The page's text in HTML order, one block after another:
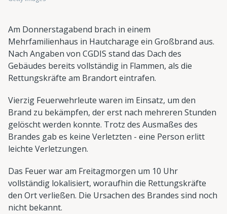
Am Donnerstagabend brach in einem
Mehrfamilienhaus in Hautcharage ein Großbrand aus.
Nach Angaben von CGDIS stand das Dach des
Gebäudes bereits vollständig in Flammen, als die
Rettungskräfte am Brandort eintrafen.
Vierzig Feuerwehrleute waren im Einsatz, um den
Brand zu bekämpfen, der erst nach mehreren Stunden
gelöscht werden konnte. Trotz des Ausmaßes des
Brandes gab es keine Verletzten - eine Person erlitt
leichte Verletzungen.
Das Feuer war am Freitagmorgen um 10 Uhr
vollständig lokalisiert, woraufhin die Rettungskräfte
den Ort verließen. Die Ursachen des Brandes sind noch
nicht bekannt.